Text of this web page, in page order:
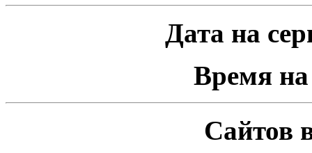
Дата на
Время на
Сайтов